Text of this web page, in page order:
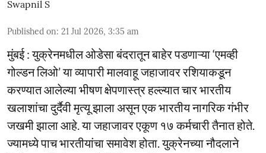
Swapnil S
Published on: 21 Jul 2026, 3:35 am
मुंबई : युक्रेनमधील ओडेसा बंदरातून बाहेर पडणाऱ्या ‘एमव्ही
गोल्डन लिओ’ या व्यापारी मालवाहू जहाजावर रशियाकडून
करण्यात आलेल्या भीषण क्षेपणास्त्र हल्ल्यात चार भारतीय
खलाशांचा दुर्दैवी मृत्यू झाला असून एक भारतीय नागरिक गंभीर
जखमी झाला आहे. या जहाजावर एकूण १७ कर्मचारी तैनात होते.
ज्यामध्ये पाच भारतीयांचा समावेश होता. युक्रेनच्या नौदलाने